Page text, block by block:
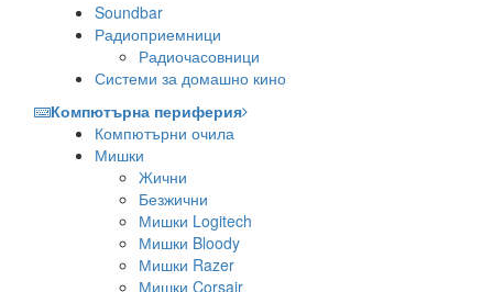
Soundbar
Радиоприемници
Радиочасовници
Системи за домашно кино
Компютърна периферия
Компютърни очила
Мишки
Жични
Безжични
Мишки Logitech
Мишки Bloody
Мишки Razer
Мишки Corsair